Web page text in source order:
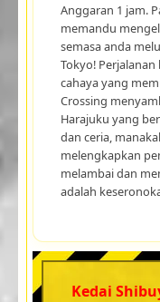
Anggaran 1 jam.
memandu
semasa anda
Tokyo!
cahaya yang
Crossing
Harajuku yang
dan ceria,
melengkapkan
melambai dan
adalah
Kedai